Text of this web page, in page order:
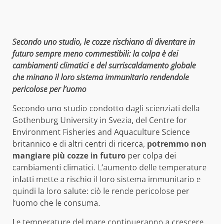
Secondo uno studio, le cozze rischiano di diventare in
futuro sempre meno commestibili: la colpa è dei
cambiamenti climatici e del surriscaldamento globale
che minano il loro sistema immunitario rendendole
pericolose per l’uomo
Secondo uno studio condotto dagli scienziati della
Gothenburg University in Svezia, del Centre for
Environment Fisheries and Aquaculture Science
britannico e di altri centri di ricerca, potremmo non
mangiare più cozze in futuro per colpa dei
cambiamenti climatici. L’aumento delle temperature
infatti mette a rischio il loro sistema immunitario e
quindi la loro salute: ciò le rende pericolose per
l’uomo che le consuma.